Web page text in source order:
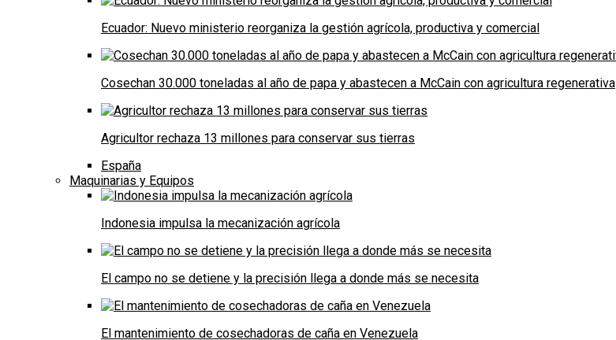
Ecuador: Nuevo ministerio reorganiza la gestión agrícola, productiva y comercial
Cosechan 30.000 toneladas al año de papa y abastecen a McCain con agricultura regenerativa
Agricultor rechaza 13 millones para conservar sus tierras
España
Maquinarias y Equipos
Indonesia impulsa la mecanización agrícola
El campo no se detiene y la precisión llega a donde más se necesita
El mantenimiento de cosechadoras de caña en Venezuela